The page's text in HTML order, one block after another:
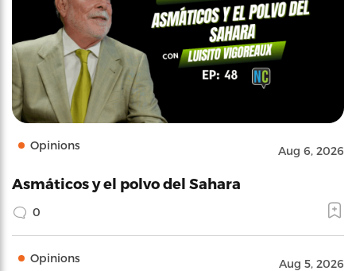
Opinions Aug 6, 2026
Asmáticos y el polvo del Sahara
0
Opinions Aug 5, 2026